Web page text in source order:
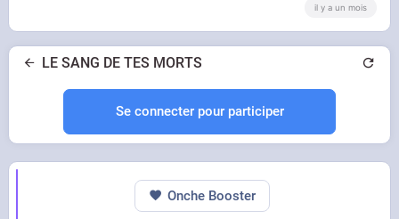
il y a un mois
LE SANG DE TES MORTS
Se connecter pour participer
Onche Booster